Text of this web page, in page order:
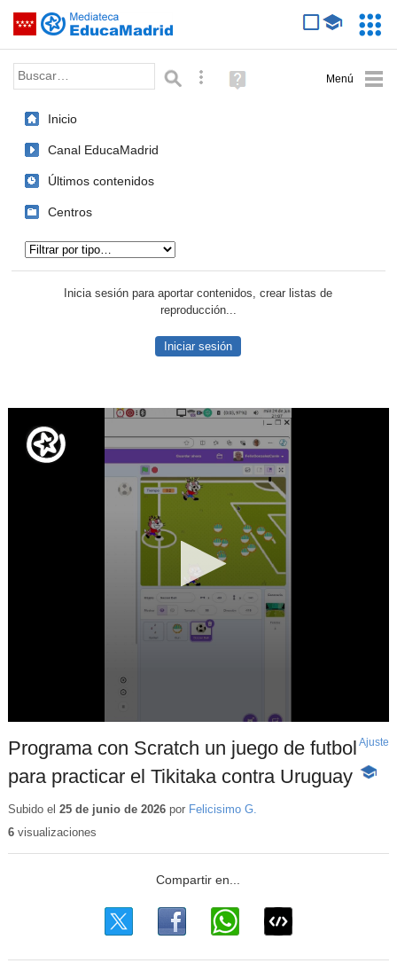
Saltar navegación
Palabra o frase: Búsqueda avanzada
Ayuda
(en
Inicio
Canal EducaMadrid
Últimos contenidos
Centros
Inicia sesión para aportar contenidos, crear listas de
reproducción...
Iniciar sesión
Programa con Scratch un juego de futbol
para practicar el Tikitaka contra Uruguay -
Ajuste
Subido el 25 de junio de 2026por Felicisimo G.
6visualizaciones